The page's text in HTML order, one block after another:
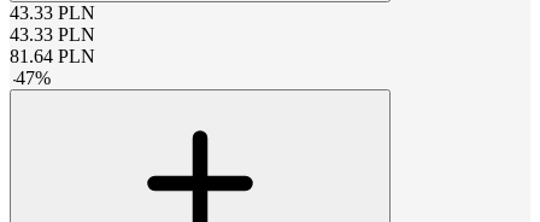
43.33 PLN
43.33 PLN
81.64 PLN
-47%